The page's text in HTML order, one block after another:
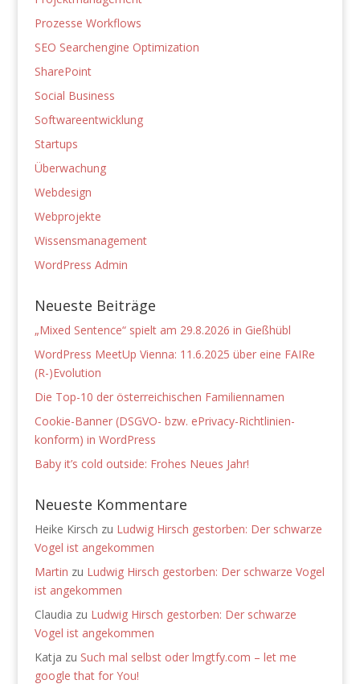
Prozesse Workflows
SEO Searchengine Optimization
SharePoint
Social Business
Softwareentwicklung
Startups
Überwachung
Webdesign
Webprojekte
Wissensmanagement
WordPress Admin
Neueste Beiträge
„Mixed Sentence“ spielt am 29.8.2026 in Gießhübl
WordPress MeetUp Vienna: 11.6.2025 über eine FAIRe
(R-)Evolution
Die Top-10 der österreichischen Familiennamen
Cookie-Banner (DSGVO- bzw. ePrivacy-Richtlinien-
konform) in WordPress
Baby it’s cold outside: Frohes Neues Jahr!
Neueste Kommentare
Heike Kirsch zu Ludwig Hirsch gestorben: Der schwarze
Vogel ist angekommen
Martin zu Ludwig Hirsch gestorben: Der schwarze Vogel
ist angekommen
Claudia zu Ludwig Hirsch gestorben: Der schwarze
Vogel ist angekommen
Katja zu Such mal selbst oder lmgtfy.com – let me
google that for You!